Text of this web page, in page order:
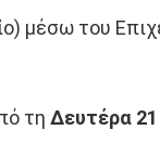
μέσω του
τη Δευτέρα